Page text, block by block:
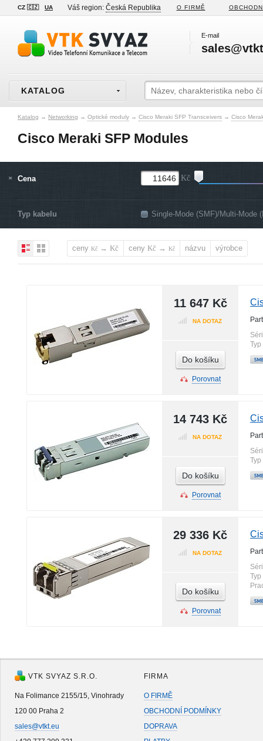
CZ 🇨🇿 UA Váš region: Česká Republika O FIRMĚ
E-mail
KATALOG
Katalog → Networking → Optické moduly → Cisco Meraki SFP Transceivers → Cisco
Cisco Meraki SFP Modules
Cena Kč
Typ kabelu Single-Mode (SMF)/Multi-Mode
ceny Kč → Kč ceny Kč → Kč názvu výrobce
11 647 Kč
NA DOTAZ
Do košíku
Porovnat
14 743 Kč
NA DOTAZ
Do košíku
Porovnat
29 336 Kč
NA DOTAZ
Do košíku
Porovnat
VTK SVYAZ S.R.O.
Na Folimance 2155/15, Vinohrady
120 00 Praha 2
sales@vtkt.eu
FIRMA
O FIRMĚ
OBCHODNÍ PODMÍNKY
DOPRAVA